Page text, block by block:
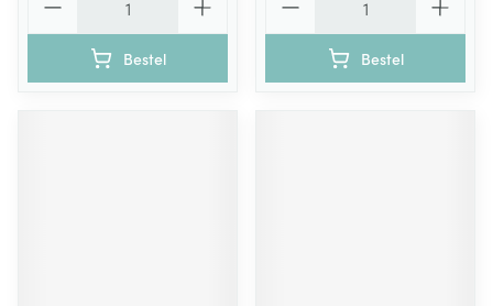
Bestel Bestel